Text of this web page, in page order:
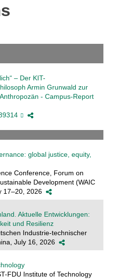
– Der KIT-
Armin Grunwald zur
- Campus-Report
global justice, equity,
Conference, Forum on
Development (WAIC
17–20, 2026
Aktuelle Entwicklungen:
und Resilienz
Industrie-technischer
July 16, 2026
FDU Institute of Technology